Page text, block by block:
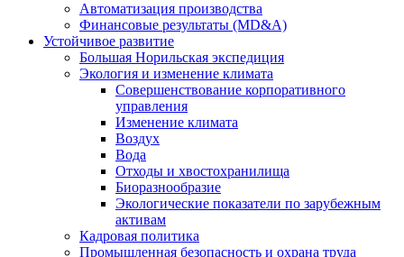
Автоматизация производства
Финансовые результаты (MD&A)
Устойчивое развитие
Большая Норильская экспедиция
Экология и изменение климата
Совершенствование корпоративного
управления
Изменение климата
Воздух
Вода
Отходы и хвостохранилища
Биоразнообразие
Экологические показатели по зарубежным
активам
Кадровая политика
Промышленная безопасность и охрана труда